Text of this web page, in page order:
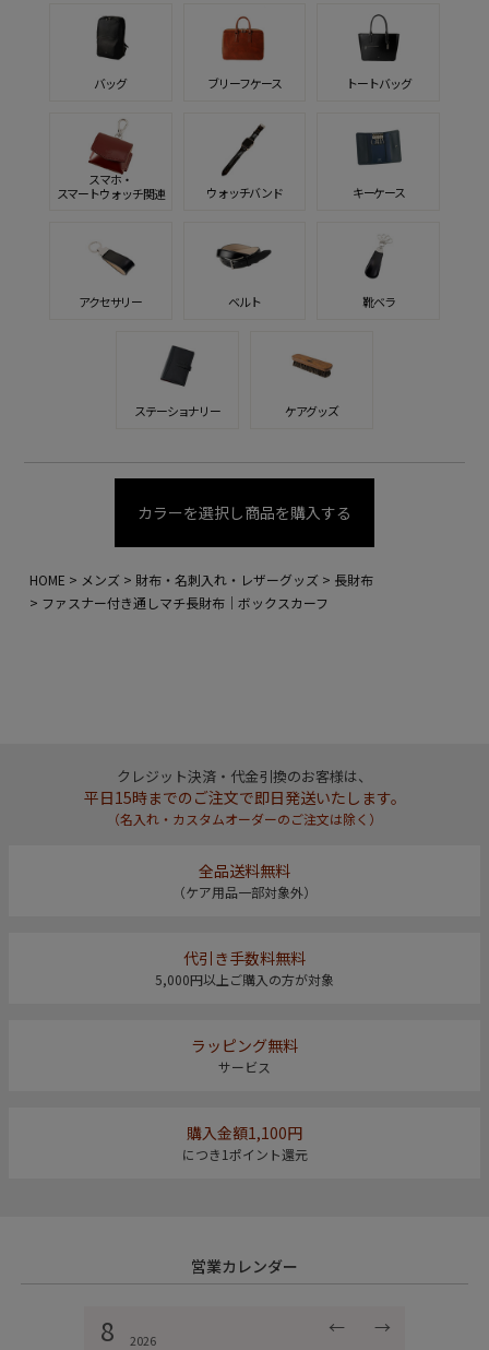
バッグ ブリーフケース トートバッグ
スマホ・
スマートウォッチ関連
ウォッチバンド キーケース
アクセサリー ベルト 靴ベラ
ステーショナリー ケアグッズ
カラーを選択し商品を購入する
HOME メンズ 財布・名刺入れ・レザーグッズ
長財布
ファスナー付き通しマチ長財布｜ボックスカーフ
クレジット決済・代金引換のお客様は、
平日15時までのご注文で即日発送いたします。
（名入れ・カスタムオーダーのご注文は除く）
全品送料無料
（ケア用品一部対象外）
代引き手数料無料
5,000円以上ご購入の方が対象
ラッピング無料
サービス
購入金額1,100円
につき1ポイント還元
営業カレンダー
8 2026
← →